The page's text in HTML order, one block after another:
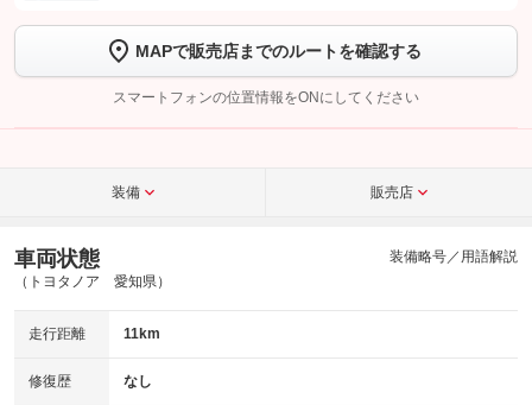
トーク画面で
ボタンをタップして問い合わせを
完了してください。
こちら
MAPで販売店までのルートを確認する
スマートフォンの位置情報をONにしてください
装備 販売店
車両状態
（トヨタノア 愛知県）
装備略号／用語解説
走行距離 11km
修復歴 なし